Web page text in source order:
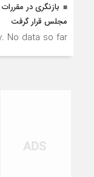
بازنگری در
مجلس قرار گرفت
No data so far.